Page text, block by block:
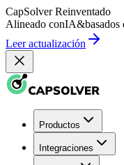
CapSolver Reinventado
Alineado conIA&basados
Leer actualización
Productos
Integraciones